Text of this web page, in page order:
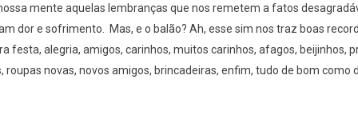
mente aquelas lembranças que nos remetem a fatos
dor e sofrimento. Mas, e o balão? Ah, esse sim nos traz boas
festa, alegria, amigos, carinhos, muitos carinhos, afagos, beijinhos,
roupas novas, novos amigos, brincadeiras, enfim, tudo de bom como